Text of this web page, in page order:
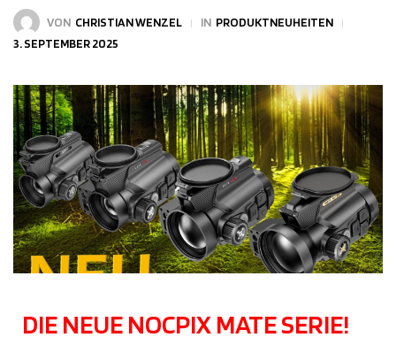
VON CHRISTIAN WENZEL IN PRODUKTNEUHEITEN
3. SEPTEMBER 2025
DIE NEUE NOCPIX MATE SERIE!